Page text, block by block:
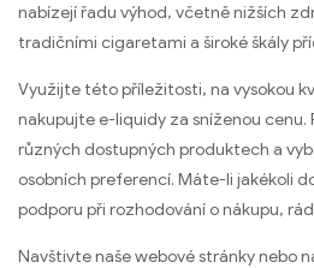
nabízejí řadu výhod, včetně nižších
tradičními cigaretami a široké škály
Využijte této příležitosti, na vysokou
nakupujte e-liquidy za sníženou cenu.
různých dostupných produktech a
osobních preferencí. Máte-li jakékoli
podporu při rozhodování o nákupu,
Navštivte naše webové stránky nebo